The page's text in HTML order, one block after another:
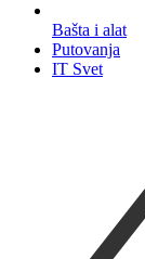
Bašta i alat
Putovanja
IT Svet